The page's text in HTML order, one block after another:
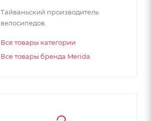
Тайваньский производитель
велосипедов.
Все товары категории
Все товары бренда Merida